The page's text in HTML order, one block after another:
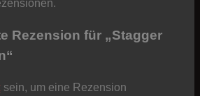
Rezension für „Stagger
sein, um eine Rezension